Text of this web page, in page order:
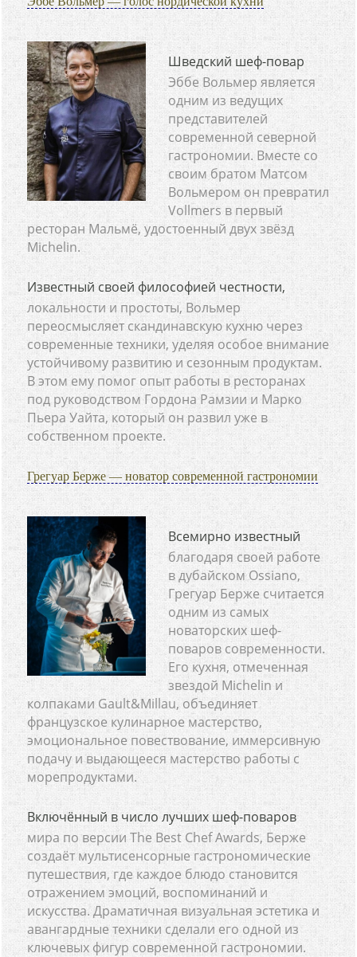
Шведский шеф-повар
Эббе Вольмер является
одним из ведущих
представителей
современной северной
гастрономии. Вместе со
своим братом Матсом
Вольмером он превратил
Vollmers в первый
ресторан Мальмё, удостоенный двух звёзд
Michelin.
Известный своей философией честности,
локальности и простоты, Вольмер
переосмысляет скандинавскую кухню через
современные техники, уделяя особое внимание
устойчивому развитию и сезонным продуктам.
В этом ему помог опыт работы в ресторанах
под руководством Гордона Рамзии и Марко
Пьера Уайта, который он развил уже в
собственном проекте.
Грегуар Берже — новатор современной гастрономии
Всемирно известный
благодаря своей работе
в дубайском Ossiano,
Грегуар Берже считается
одним из самых
новаторских шеф-
поваров современности.
Его кухня, отмеченная
звездой Michelin и
колпаками Gault&Millau, объединяет
французское кулинарное мастерство,
эмоциональное повествование, иммерсивную
подачу и выдающееся мастерство работы с
морепродуктами.
Включённый в число лучших шеф-поваров
мира по версии The Best Chef Awards, Берже
создаёт мультисенсорные гастрономические
путешествия, где каждое блюдо становится
отражением эмоций, воспоминаний и
искусства. Драматичная визуальная эстетика и
авангардные техники сделали его одной из
ключевых фигур современной гастрономии.